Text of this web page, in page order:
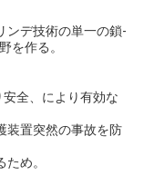
ンデ技術の単一の鎖-
を作る。
全、により有効な
装置突然の事故を防
め。